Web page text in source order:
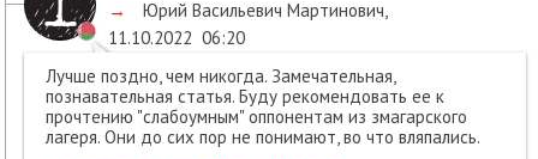
→
Юрий Васильевич Мартинович,
11.10.2022 06:20
Лучше поздно, чем никогда. Замечательная,
познавательная статья. Буду рекомендовать ее к
прочтению "слабоумным" оппонентам из змагарского
лагеря. Они до сих пор не понимают, во что вляпались.